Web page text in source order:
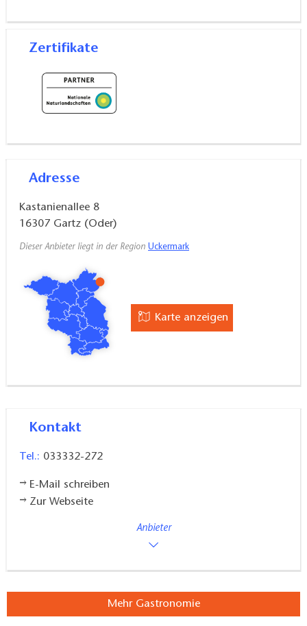
Zertifikate
Adresse
Kastanienallee 8
16307 Gartz (Oder)
Dieser Anbieter liegt in der Region Uckermark
Karte anzeigen
Kontakt
Tel.: 033332-272
E-Mail schreiben
Zur Webseite
Anbieter
Mehr Gastronomie